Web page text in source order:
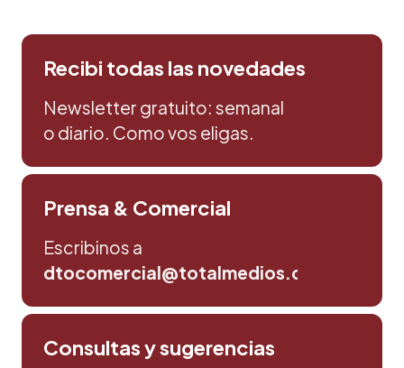
Recibi todas las novedades
Newsletter gratuito: semanal
o diario. Como vos eligas.
Prensa & Comercial
Escribinos a
dtocomercial@totalmedios.com
Consultas y sugerencias